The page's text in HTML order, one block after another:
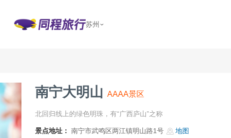
苏州
南宁大明山 AAAA景区
北回归线上的绿色明珠，有“广西庐山”之称
景点地址： 南宁市武鸣区两江镇明山路1号 地图